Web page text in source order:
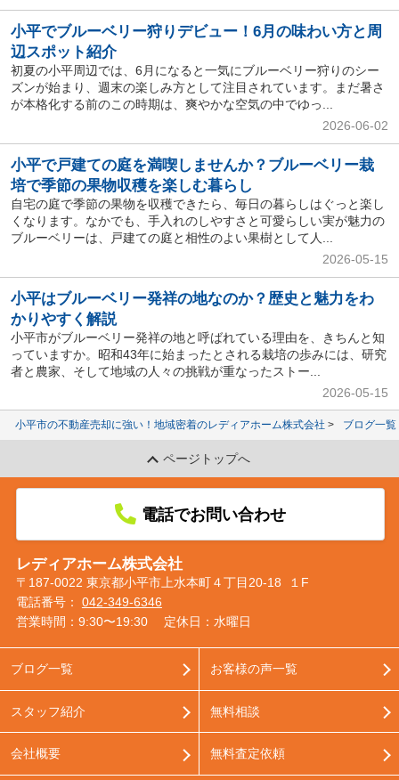
小平でブルーベリー狩りデビュー！6月の味わい方と周
辺スポット紹介
初夏の小平周辺では、6月になると一気にブルーベリー狩りのシー
ズンが始まり、週末の楽しみ方として注目されています。まだ暑さ
が本格化する前のこの時期は、爽やかな空気の中でゆっ...
2026-06-02
小平で戸建ての庭を満喫しませんか？ブルーベリー栽
培で季節の果物収穫を楽しむ暮らし
自宅の庭で季節の果物を収穫できたら、毎日の暮らしはぐっと楽し
くなります。なかでも、手入れのしやすさと可愛らしい実が魅力の
ブルーベリーは、戸建ての庭と相性のよい果樹として人...
2026-05-15
小平はブルーベリー発祥の地なのか？歴史と魅力をわ
かりやすく解説
小平市がブルーベリー発祥の地と呼ばれている理由を、きちんと知
っていますか。昭和43年に始まったとされる栽培の歩みには、研究
者と農家、そして地域の人々の挑戦が重なったストー...
2026-05-15
小平市の不動産売却に強い！地域密着のレディアホーム株式会社 ブログ一覧
ページトップへ
電話でお問い合わせ
レディアホーム株式会社
〒187-0022 東京都小平市上水本町４丁目20-18 １F
電話番号： 042-349-6346
営業時間：9:30〜19:30
定休日：水曜日
ブログ一覧
スタッフ紹介
会社概要
お客様の声一覧
無料相談
無料査定依頼